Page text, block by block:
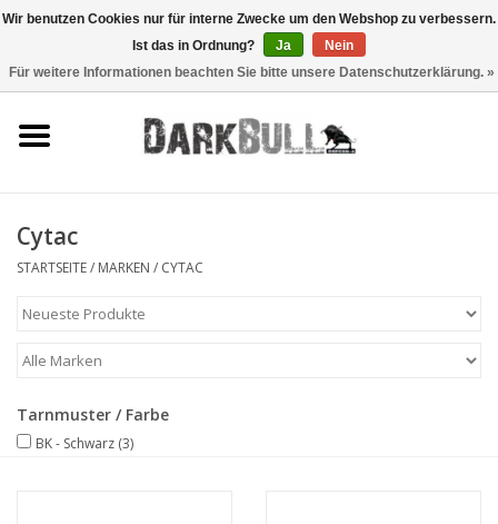
Schiesstraining
taktische Ausrüstung
Optiken & Laser
Marken
Cytac
STARTSEITE/ MARKEN / CYTAC
Tarnmuster / Farbe
BK - Schwarz (3)
Wir benutzen Cookies nur für interne Zwecke um den Webshop zu verbessern.
Ist das in Ordnung?
Ja
Nein
Für weitere Informationen beachten Sie bitte unsere Datenschutzerklärung. »